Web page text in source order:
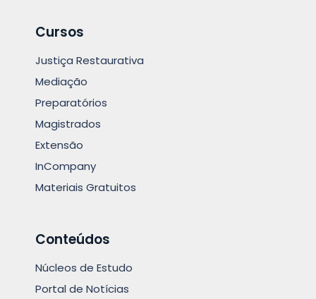
Cursos
Justiça Restaurativa
Mediação
Preparatórios
Magistrados
Extensão
InCompany
Materiais Gratuitos
Conteúdos
Núcleos de Estudo
Portal de Notícias